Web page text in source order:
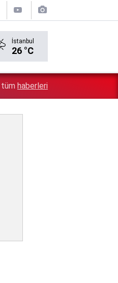
İstanbul
26 °C
50 ile kazandıkları il, CHP'de
tüm haberleri